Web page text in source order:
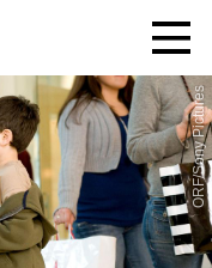
ORF/Sony Pictures